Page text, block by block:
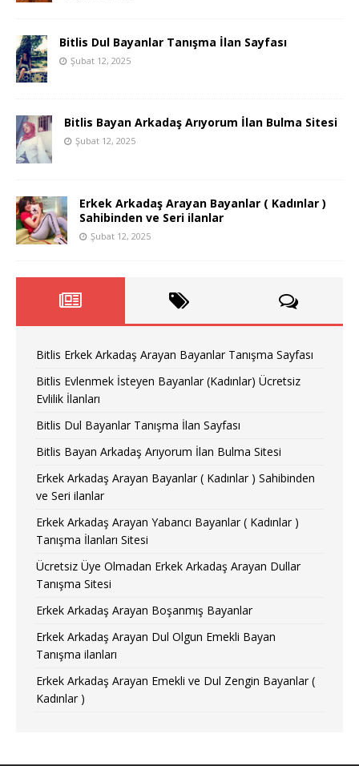
Bitlis Dul Bayanlar Tanışma İlan Sayfası
Şubat 12, 2025
Bitlis Bayan Arkadaş Arıyorum İlan Bulma Sitesi
Şubat 12, 2025
Erkek Arkadaş Arayan Bayanlar ( Kadınlar )
Sahibinden ve Seri ilanlar
Şubat 12, 2025
Bitlis Erkek Arkadaş Arayan Bayanlar Tanışma Sayfası
Bitlis Evlenmek İsteyen Bayanlar (Kadınlar) Ücretsiz
Evlilik İlanları
Bitlis Dul Bayanlar Tanışma İlan Sayfası
Bitlis Bayan Arkadaş Arıyorum İlan Bulma Sitesi
Erkek Arkadaş Arayan Bayanlar ( Kadınlar ) Sahibinden
ve Seri ilanlar
Erkek Arkadaş Arayan Yabancı Bayanlar ( Kadınlar )
Tanışma İlanları Sitesi
Ücretsiz Üye Olmadan Erkek Arkadaş Arayan Dullar
Tanışma Sitesi
Erkek Arkadaş Arayan Boşanmış Bayanlar
Erkek Arkadaş Arayan Dul Olgun Emekli Bayan
Tanışma ilanları
Erkek Arkadaş Arayan Emekli ve Dul Zengin Bayanlar (
Kadınlar )